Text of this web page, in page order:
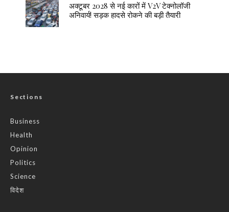
अक्टूबर 2028 से नई कारों में V2V टेक्नोलॉजी
अनिवार्य! सड़क हादसे रोकने की बड़ी तैयारी
Sections
Business
Health
Opinion
Politics
Science
विदेश